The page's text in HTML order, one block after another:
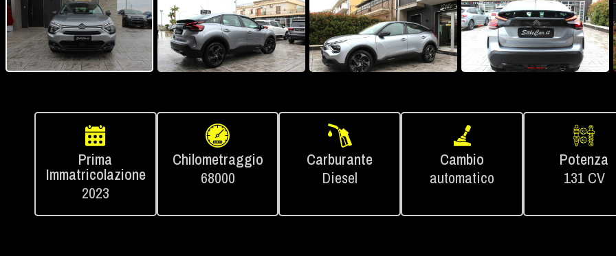
Prima
Immatricolazione
2023
Chilometraggio
68000
Carburante
Diesel
Cambio
automatico
Potenza
131 CV